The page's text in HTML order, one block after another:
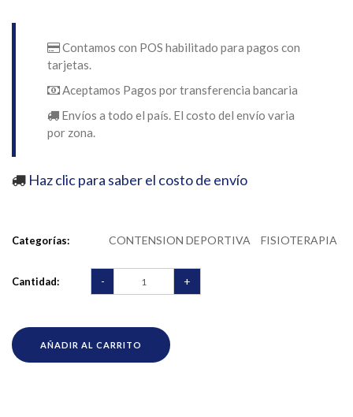
Contamos con POS habilitado para pagos con
tarjetas.
Aceptamos Pagos por transferencia bancaria
Envíos a todo el país. El costo del envío varia
por zona.
Haz clic para saber el costo de envío
Categorías: CONTENSION DEPORTIVA FISIOTERAPIA
Cantidad: - +
AÑADIR AL CARRITO